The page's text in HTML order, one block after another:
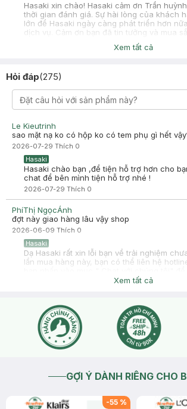
Hasaki xin chào! Hasaki cảm ơn Trần
thời gian đánh giá. Sự hài lòng của khách
lớn để Hasaki ngày càng phát triển hơn
dịch vụ. Cảm ơn bạn đã tin tưởng và mua
2025-06-26
Cảm giác như hàng fake , sẽ không còn lần
Hasaki -
Hasaki xin chào! Hasaki cảm ơn Nguyen
gian đánh giá. Sự hài lòng của khách hàng
để Hasaki ngày càng phát triển hơn nữa về
vụ. Cảm ơn bạn đã tin tưởng và mua sắm
Xem tất cả
Hỏi đáp(275)
Le Kieutrinh
sao mặt nạ ko có hộp ko có tem phụ gì hết
2026-07-29 Thích 0
Hasaki
Hasaki chào bạn ,để tiện hỗ trợ hơn cho
chat để bên mình tiện hỗ trợ nhé !
2026-07-29 Thích 0
PhíThị NgọcÁnh
đợt này giao hàng lâu vậy shop
2026-06-09 Thích 0
Hasaki
Dạ Hasaki rất xin lỗi bạn về trải nghiệm
lần mua hàng này, bạn có thể liên hệ
Xem tất cả
GỢI Ý DÀNH RIÊNG CHO
-55 %